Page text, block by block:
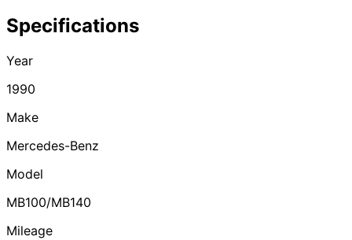
Specifications
Year
1990
Make
Mercedes-Benz
Model
MB100/MB140
Mileage